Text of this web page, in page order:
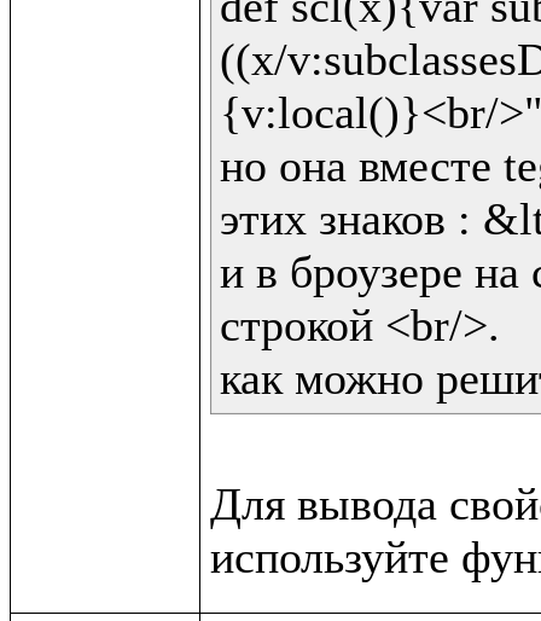
((x/
{v:local()}<br/
но она вместе
этих знаков :
и в броузере на
строкой <br/>.
как можно
Для вывода